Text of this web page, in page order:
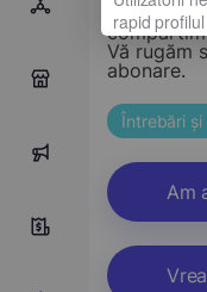
Stimate
Vă rugăm
abonare.
Întrebări și
Am